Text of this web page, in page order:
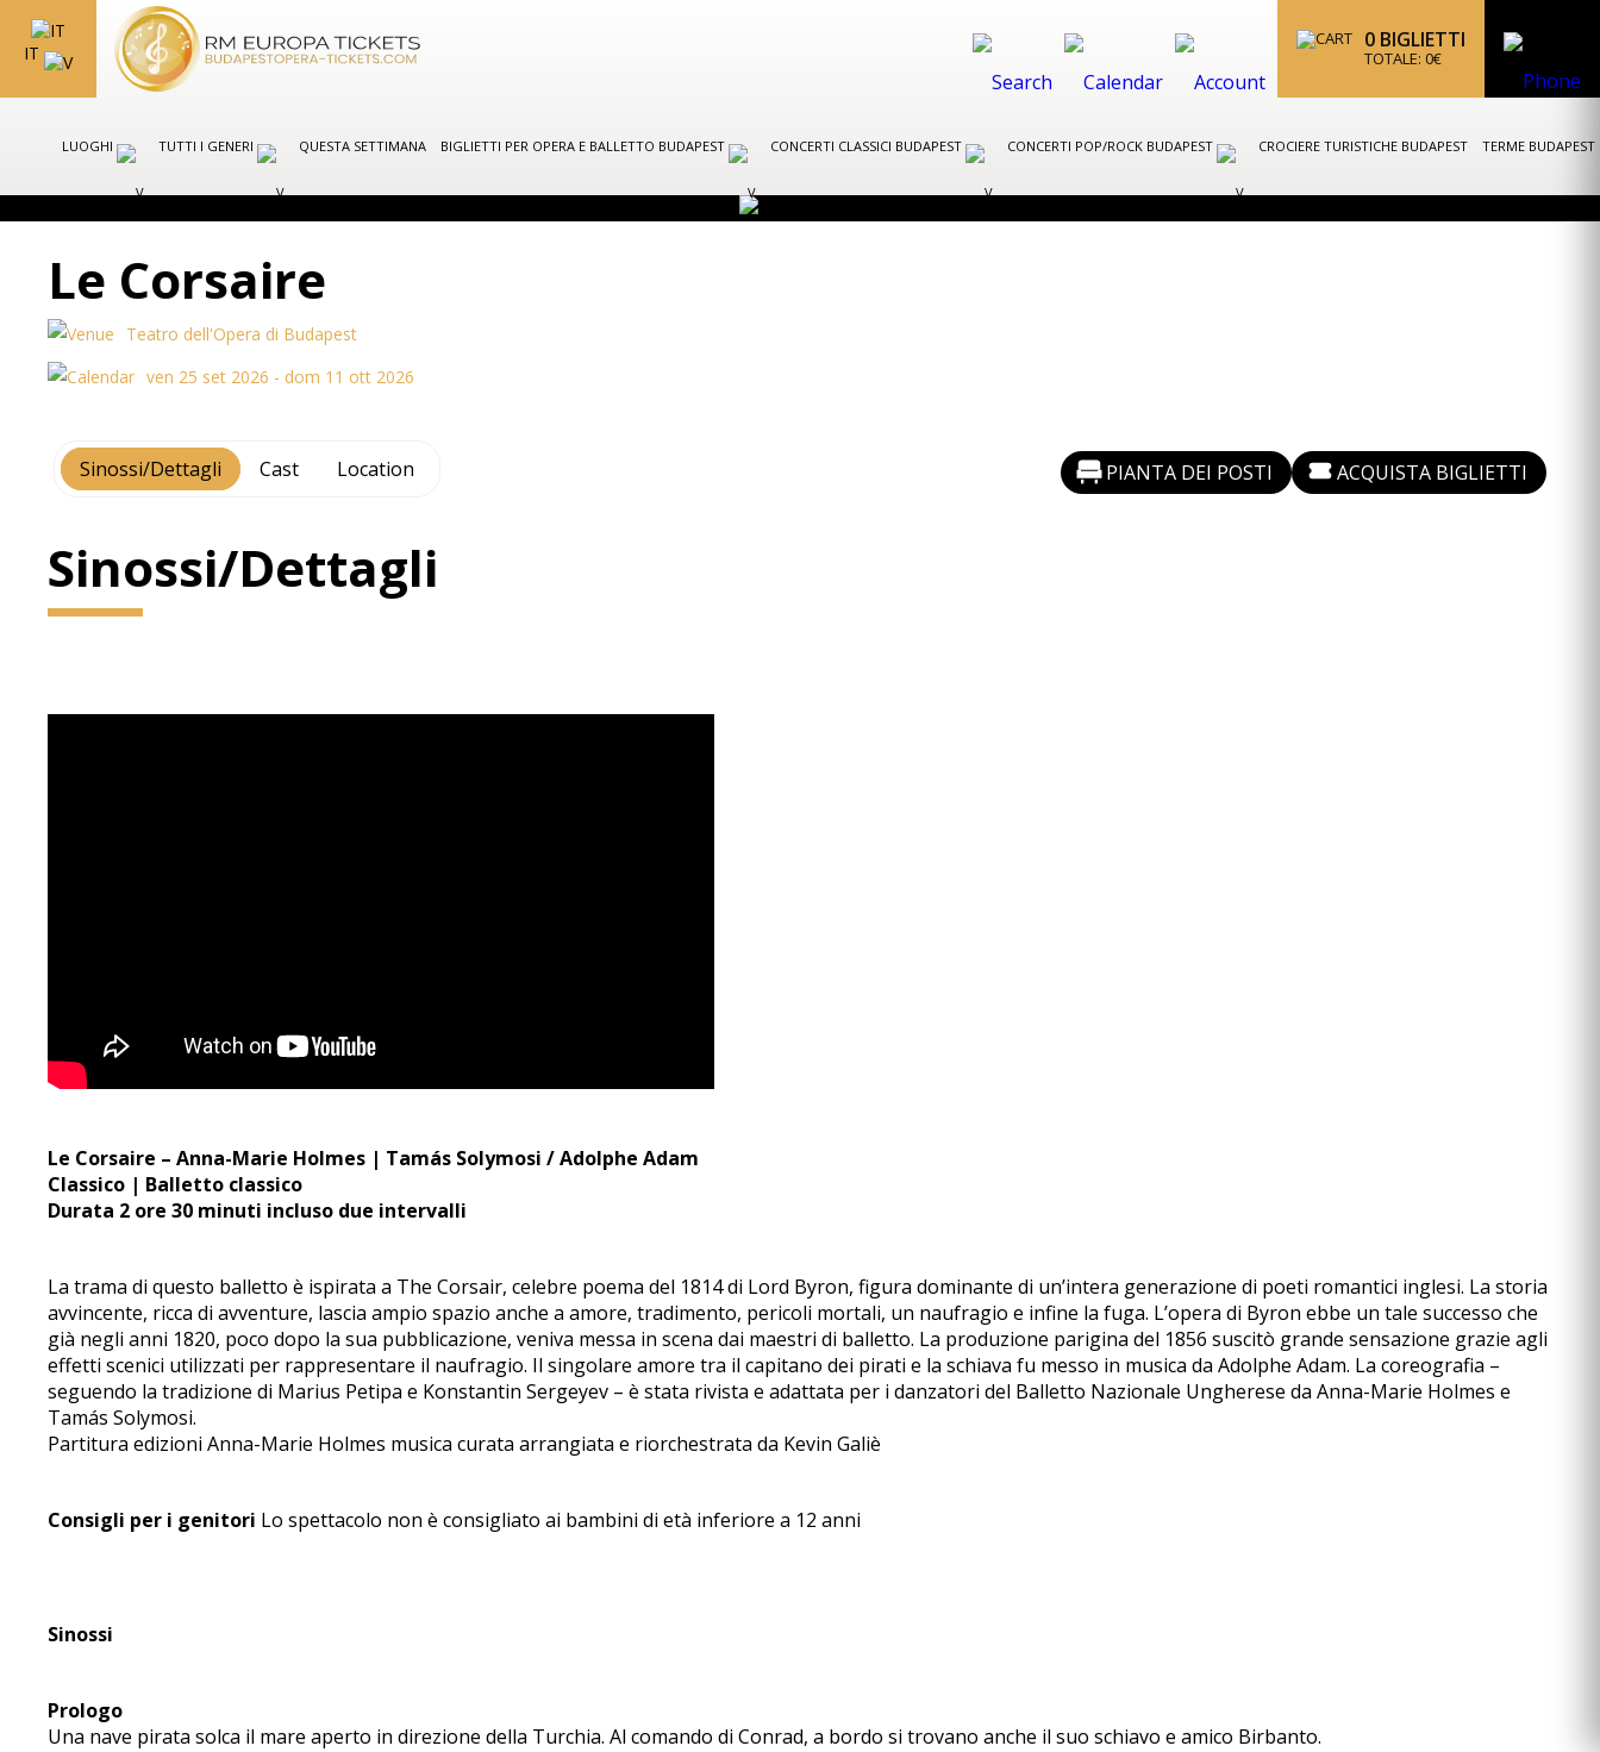
IT
0 BIGLIETTI
TOTALE: 0€
LUOGHI TUTTI I GENERI QUESTA SETTIMANA BIGLIETTI PER OPERA E BALLETTO BUDAPEST CONCERTI CLASSICI BUDAPEST CONCERTI POP/ROCK BUDAPEST CROCIERE TURISTICHE BUDAPEST TERME BUDAPEST
Le Corsaire
Teatro dell'Opera di Budapest
ven 25 set 2026 - dom 11 ott 2026
Sinossi/Dettagli Cast Location PIANTA DEI POSTI ACQUISTA BIGLIETTI
Sinossi/Dettagli
Le Corsaire – Anna-Marie Holmes | Tamás Solymosi / Adolphe Adam
Classico | Balletto classico
Durata 2 ore 30 minuti incluso due intervalli
La trama di questo balletto è ispirata a The Corsair, celebre poema del 1814 di Lord Byron, figura dominante di un’intera generazione di poeti romantici inglesi. La storia
avvincente, ricca di avventure, lascia ampio spazio anche a amore, tradimento, pericoli mortali, un naufragio e infine la fuga. L’opera di Byron ebbe un tale successo che
già negli anni 1820, poco dopo la sua pubblicazione, veniva messa in scena dai maestri di balletto. La produzione parigina del 1856 suscitò grande sensazione grazie agli
effetti scenici utilizzati per rappresentare il naufragio. Il singolare amore tra il capitano dei pirati e la schiava fu messo in musica da Adolphe Adam. La coreografia –
seguendo la tradizione di Marius Petipa e Konstantin Sergeyev – è stata rivista e adattata per i danzatori del Balletto Nazionale Ungherese da Anna-Marie Holmes e
Tamás Solymosi.
Partitura edizioni Anna-Marie Holmes musica curata arrangiata e riorchestrata da Kevin Galiè
Consigli per i genitori Lo spettacolo non è consigliato ai bambini di età inferiore a 12 anni
Sinossi
Prologo
Una nave pirata solca il mare aperto in direzione della Turchia. Al comando di Conrad, a bordo si trovano anche il suo schiavo e amico Birbanto.